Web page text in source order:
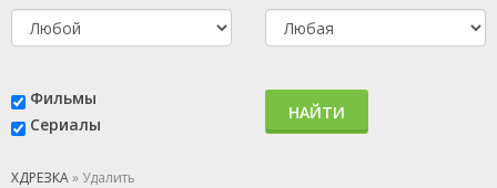
Фильмы
Сериалы
НАЙТИ
ХДРЕЗКА» Удалить